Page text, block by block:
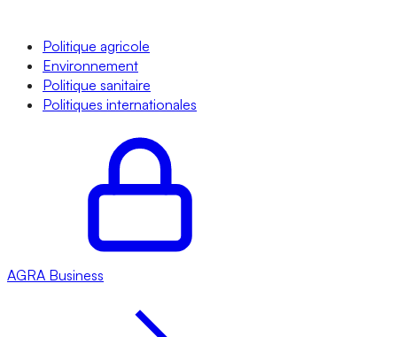
Politique agricole
Environnement
Politique sanitaire
Politiques internationales
AGRA Business